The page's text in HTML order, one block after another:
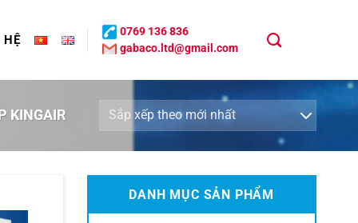
HỆ
gabaco.ltd@gmail.com
0769 136 836
KINGAIR
DANH MỤC SẢN PHẨM